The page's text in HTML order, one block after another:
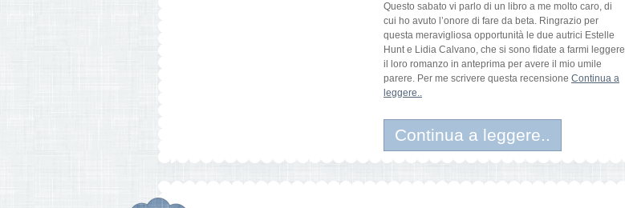
Questo sabato vi parlo di un libro a me molto caro, di
cui ho avuto l’onore di fare da beta. Ringrazio per
questa meravigliosa opportunità le due autrici Estelle
Hunt e Lidia Calvano, che si sono fidate a farmi leggere
il loro romanzo in anteprima per avere il mio umile
parere. Per me scrivere questa recensione Continua a
leggere..
Continua a leggere..